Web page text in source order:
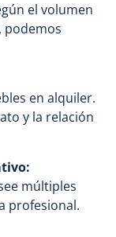
el volumen
podemos
en alquiler.
y la relación
múltiples
profesional.